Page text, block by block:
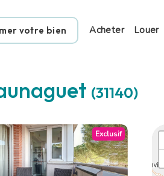
votre bien Acheter Louer
(31140)
Exclusif